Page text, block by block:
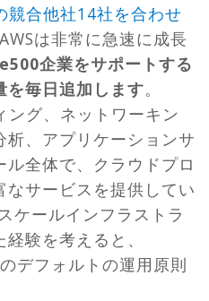
競合他社14社を合わせ
は非常に急速に成長
企業をサポートする
を毎日追加します。
ング、ネットワーキン
析、アプリケーションサ
全体で、クラウドプロ
サービスを提供してい
ケールインフラストラ
験を考えると、
デフォルトの運用原則